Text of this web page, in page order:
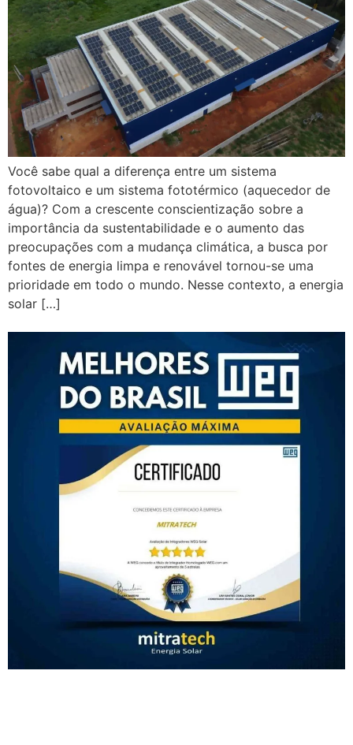
Você sabe qual a diferença entre um sistema
fotovoltaico e um sistema fototérmico (aquecedor de
água)? Com a crescente conscientização sobre a
importância da sustentabilidade e o aumento das
preocupações com a mudança climática, a busca por
fontes de energia limpa e renovável tornou-se uma
prioridade em todo o mundo. Nesse contexto, a energia
solar […]